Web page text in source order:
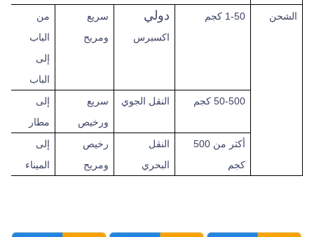
الشحن 1-50 كجم دولي
اكسبرس
سريع
ومريح
من
الباب
إلى
الباب
50-500 كجم
النقل الجوي
سريع
ورخيص
إلى
مطار
أكثر من 500
كجم
النقل
البحري
رخيص
ومريح
إلى
الميناء